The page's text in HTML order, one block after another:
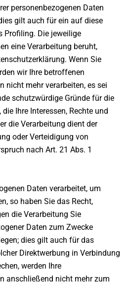
personenbezogenen Daten
gilt auch für ein auf diese
Profiling. Die jeweilige
eine Verarbeitung beruht,
Wenn Sie
wir Ihre betroffenen
nicht mehr verarbeiten, es sei
schutzwürdige Gründe für die
Ihre Interessen, Rechte und
die Verarbeitung dient der
oder Verteidigung von
nach Art. 21 Abs. 1
Daten verarbeitet, um
so haben Sie das Recht,
die Verarbeitung Sie
Daten zum Zwecke
dies gilt auch für das
Direktwerbung in Verbindung
werden Ihre
anschließend nicht mehr zum